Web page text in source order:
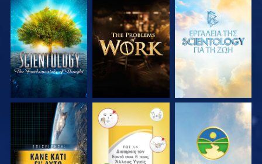
ΕΞΕΡΕΥΝΗΣΤΕ ΤΗ
ΣΕΙΡΑ
ΕΞΕΡΕΥΝΗΣΤΕ ΤΗ
ΣΕΙΡΑ
ΕΞΕΡΕΥΝΗΣΤΕ ΤΗ
ΣΕΙΡΑ
ΠΑΡΑΚΟΛΟΥΘΗΣΤΕ ΠΑΡΑΚΟΛΟΥΘΗΣΤΕ ΠΑΡΑΚΟΛΟΥΘΗΣΤΕ